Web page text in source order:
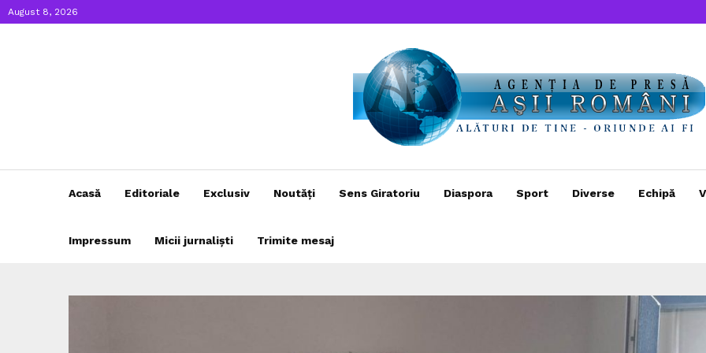
August 8, 2026
Acasă Editoriale Exclusiv Noutăți Sens Giratoriu Diaspora Sport Diverse Echipă
Impressum Micii jurnaliști Trimite mesaj